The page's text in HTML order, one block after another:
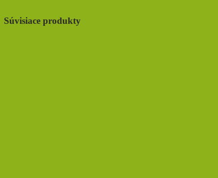
Súvisiace produkty